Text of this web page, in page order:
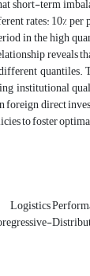
short-term
rates: 10%
in the high
reveals
quantiles.
institutional
foreign direct
to foster
Logistics